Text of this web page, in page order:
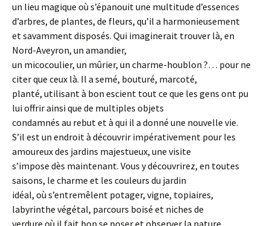
un lieu magique où s’épanouit une multitude d’essences
d’arbres, de plantes, de fleurs, qu’il a harmonieusement
et savamment disposés. Qui imaginerait trouver là, en
Nord-Aveyron, un amandier,
un micocoulier, un mûrier, un charme-houblon ?… pour ne
citer que ceux là. Il a semé, bouturé, marcoté,
planté, utilisant à bon escient tout ce que les gens ont pu
lui offrir ainsi que de multiples objets
condamnés au rebut et à qui il a donné une nouvelle vie.
S’il est un endroit à découvrir impérativement pour les
amoureux des jardins majestueux, une visite
s’impose dès maintenant. Vous y découvrirez, en toutes
saisons, le charme et les couleurs du jardin
idéal, où s’entremêlent potager, vigne, topiaires,
labyrinthe végétal, parcours boisé et niches de
verdure où il fait bon se poser et observer la nature.